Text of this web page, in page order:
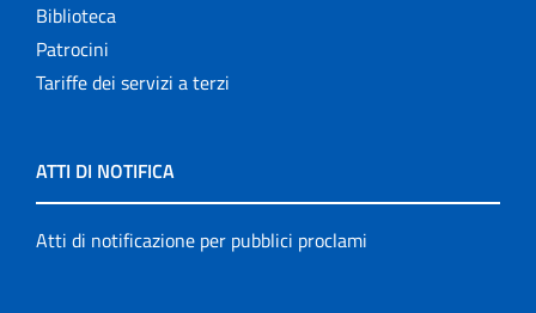
Biblioteca
Patrocini
Tariffe dei servizi a terzi
ATTI DI NOTIFICA
Atti di notificazione per pubblici proclami